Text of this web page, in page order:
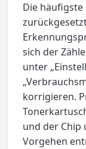
Die
sich der
unter
korrigieren.
und der Chip
Vorgehen